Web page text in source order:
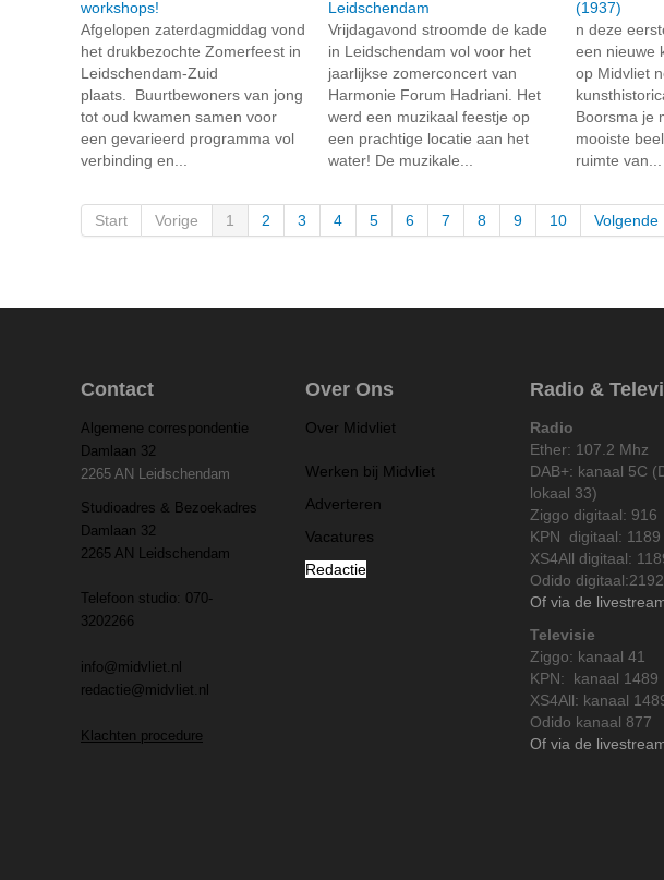
workshops!
Afgelopen zaterdagmiddag vond
het drukbezochte Zomerfeest in
Leidschendam-Zuid
plaats. Buurtbewoners van jong
tot oud kwamen samen voor
een gevarieerd programma vol
verbinding en...
Leidschendam
Vrijdagavond stroomde de kade
in Leidschendam vol voor het
jaarlijkse zomerconcert van
Harmonie Forum Hadriani. Het
werd een muzikaal feestje op
een prachtige locatie aan het
water! De muzikale...
(1937)
n deze
een nieuwe
op Midvliet
Boorsma je
mooiste
ruimte van...
Start Vorige 1 2 3 4 5 6 7 8 9 10 Volgende
Contact
Algemene correspondentie
Damlaan 32
2265 AN Leidschendam
Studioadres & Bezoekadres
Damlaan 32
2265 AN Leidschendam
Telefoon studio: 070-
3202266
info@midvliet.nl
redactie@midvliet.nl
Klachten procedure
Over Ons
Over Midvliet
Werken bij Midvliet
Adverteren
Vacatures
Redactie
Radio &
Radio
Ether: 107.2 Mhz
DAB+: kanaal 5C
lokaal 33)
Ziggo digitaal: 916
KPN digitaal: 1189
XS4All digitaal:
Odido digitaal:2192
Of via de
Televisie
Ziggo: kanaal 41
KPN: kanaal 1489
XS4All: kanaal
Odido kanaal 877
Of via de